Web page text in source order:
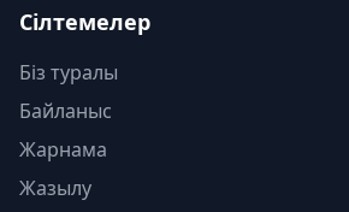
Сілтемелер
Біз туралы
Байланыс
Жарнама
Жазылу